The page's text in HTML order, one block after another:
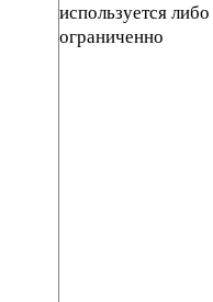
используется
ограниченно